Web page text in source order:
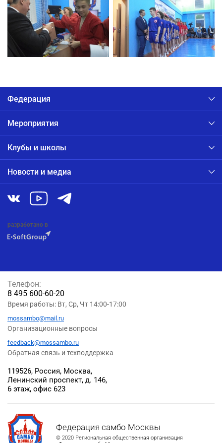
Федерация
Мероприятия
Клубы и школы
Новости и медиа
разработано в
Федерация самбо Москвы
© 2020 Региональная общественная организация
119526, Россия, Москва,
Ленинский проспект, д. 146,
6 этаж, офис 623
Телефон:
8 495 600-60-20
Время работы: Вт, Ср, Чт 14:00-17:00
mossambo@mail.ru
Организационные вопросы
feedback@mossambo.ru
Обратная связь и техподдержка